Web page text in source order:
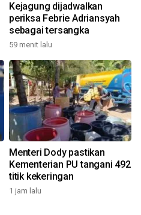
Kejagung dijadwalkan
periksa Febrie Adriansyah
sebagai tersangka
59 menit lalu
Menteri Dody pastikan
Kementerian PU tangani 492
titik kekeringan
1 jam lalu